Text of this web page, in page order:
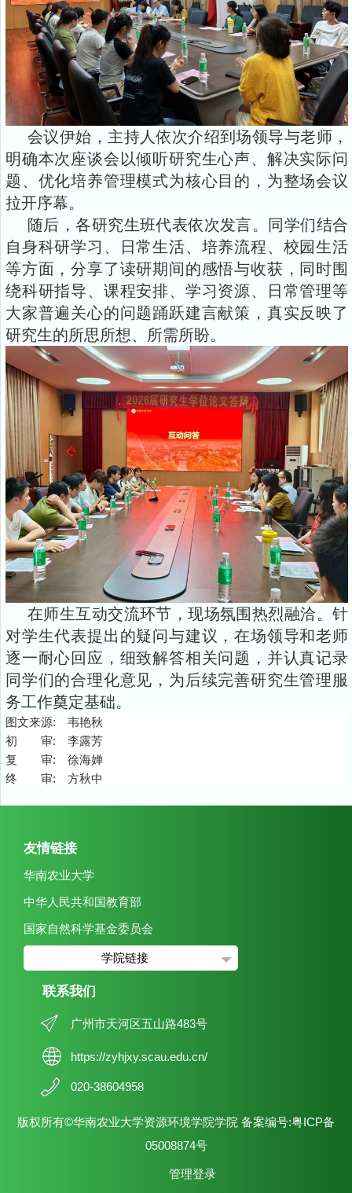
会议伊始，主持人依次介绍到场领导与老师，
明确本次座谈会以倾听研究生心声、解决实际问
题、优化培养管理模式为核心目的，为整场会议
拉开序幕。
随后，各研究生班代表依次发言。同学们结合
自身科研学习、日常生活、培养流程、校园生活
等方面，分享了读研期间的感悟与收获，同时围
绕科研指导、课程安排、学习资源、日常管理等
大家普遍关心的问题踊跃建言献策，真实反映了
研究生的所思所想、所需所盼。
在师生互动交流环节，现场氛围热烈融洽。针
对学生代表提出的疑问与建议，在场领导和老师
逐一耐心回应，细致解答相关问题，并认真记录
同学们的合理化意见，为后续完善研究生管理服
务工作奠定基础。
图文来源: 韦艳秋
初 审: 李露芳
复 审: 徐海婵
终 审: 方秋中
友情链接
华南农业大学
中华人民共和国教育部
国家自然科学基金委员会
学院链接
联系我们
广州市天河区五山路483号
https://zyhjxy.scau.edu.cn/
020-38604958
版权所有©华南农业大学资源环境学院学院 备案编号:粤ICP备
05008874号
管理登录